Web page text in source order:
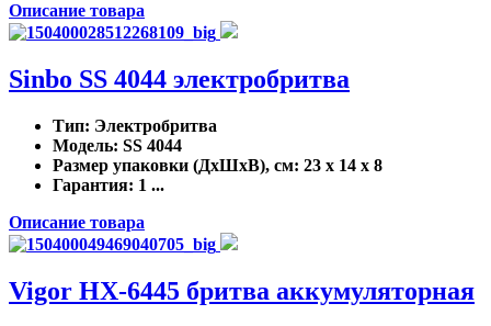
Описание товара
Sinbo SS 4044 электробритва
Тип: Электробритва
Модель: SS 4044
Размер упаковки (ДхШхВ), см: 23 x 14 x 8
Гарантия: 1 ...
Описание товара
Vigor HX-6445 бритва аккумуляторная